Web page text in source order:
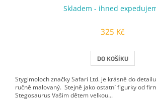
Skladem - ihned
325 Kč
DO KOŠÍKU
Stygimoloch značky Safari Ltd. je krásně do
ručně malovaný. Stejně jako ostatní figurky od
Stegosaurus Vašim dětem velkou...